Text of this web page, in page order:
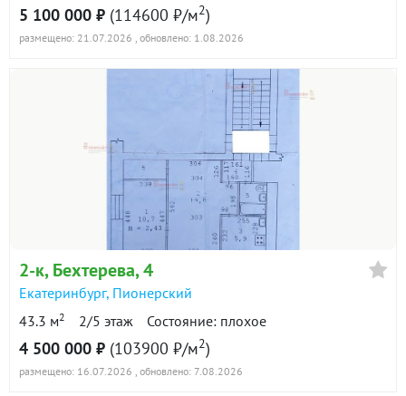
5 100 000 ₽ (114600 ₽/м2)
размещено: 21.07.2026 , обновлено: 1.08.2026
2-к, Бехтерева, 4
Екатеринбург, Пионерский
43.3 м2 2/5 этаж Состояние: плохое
4 500 000 ₽ (103900 ₽/м2)
размещено: 16.07.2026 , обновлено: 7.08.2026